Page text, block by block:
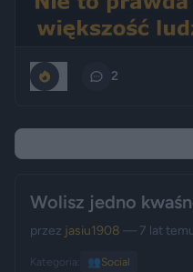
2
Wolisz jedno
przez jasiu1908 — 7 lat
Kategoria: 👥Social